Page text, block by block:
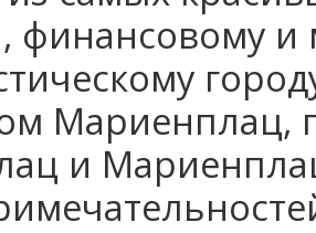
финансовому и
Мариенплац,
и